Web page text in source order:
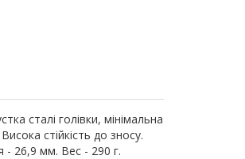
сталі голівки, мінімальна
стійкість до зносу.
- 26,9 мм. Вес - 290 г.